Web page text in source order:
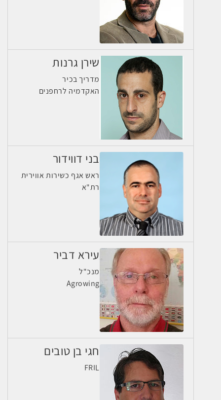
שירן גרנות
מדריך בכיר
האקדמיה לרחפנים
בני דווידור
ראש אגף כשירות אווירית
רת"א
עירא דביר
מנכ"ל
Agrowing
חגי בן טובים
FRIL